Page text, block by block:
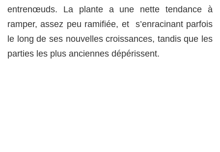
entrenœuds. La plante a une nette tendance à
ramper, assez peu ramifiée, et s’enracinant parfois
le long de ses nouvelles croissances, tandis que les
parties les plus anciennes dépérissent.